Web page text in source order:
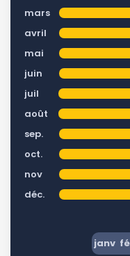
mars
avril
mai
juin
juil
août
sep.
oct.
nov
déc.
janv